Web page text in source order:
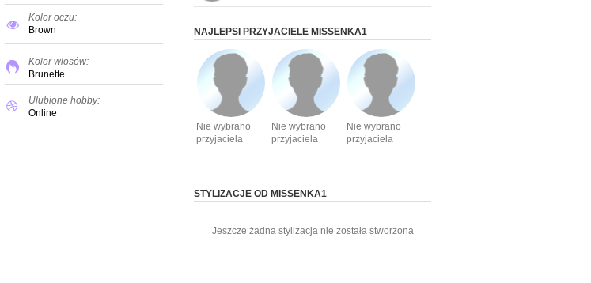
Kolor oczu:
Brown
Kolor włosów:
Brunette
Ulubione hobby:
Online
NAJLEPSI PRZYJACIELE MISSENKA1
Nie wybrano
przyjaciela
Nie wybrano
przyjaciela
Nie wybrano
przyjaciela
STYLIZACJE OD MISSENKA1
Jeszcze żadna stylizacja nie została stworzona